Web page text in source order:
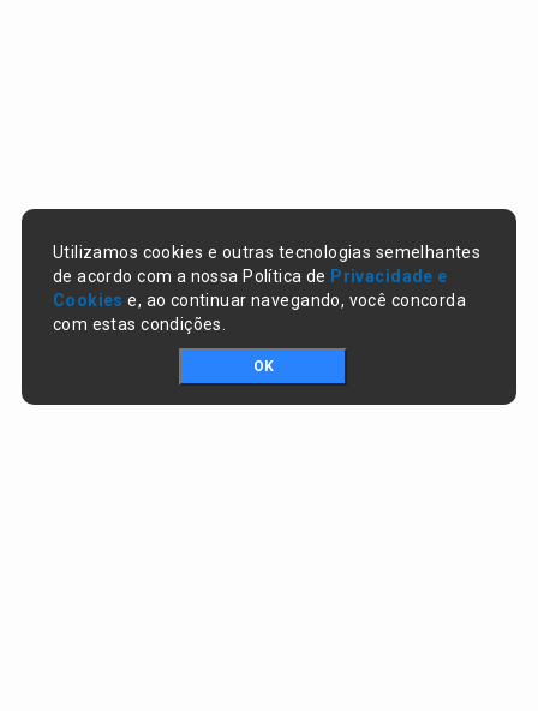
Utilizamos cookies e outras tecnologias semelhantes
de acordo com a nossa Política de Privacidade e
Cookies e, ao continuar navegando, você concorda
com estas condições.
OK